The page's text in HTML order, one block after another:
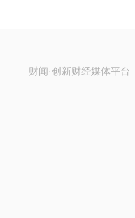
财闻·创新财经媒体平台